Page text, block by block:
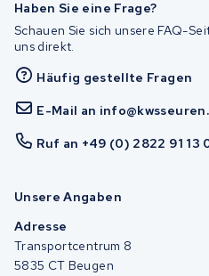
Haben Sie eine Frage?
Schauen Sie sich unsere FAQ-
uns direkt.
Häufig gestellte Fragen
E-Mail an
Ruf an +49 (0) 2822 91 13
Unsere Angaben
Adresse
Transportcentrum 8
5835 CT Beugen